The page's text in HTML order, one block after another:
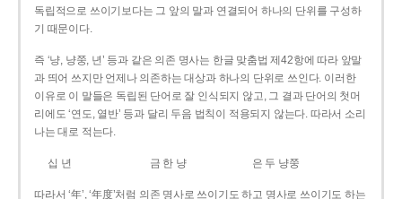
독립적으로 쓰이기보다는 그 앞의 말과 연결되어 하나의 단위를 구성하
기 때문이다.
즉 ‘냥, 냥쭝, 년’ 등과 같은 의존 명사는 한글 맞춤법 제42항에 따라 앞말
과 띄어 쓰지만 언제나 의존하는 대상과 하나의 단위로 쓰인다. 이러한
이유로 이 말들은 독립된 단어로 잘 인식되지 않고, 그 결과 단어의 첫머
리에도 ‘연도, 열반’ 등과 달리 두음 법칙이 적용되지 않는다. 따라서 소리
나는 대로 적는다.
십 년 금 한 냥 은 두 냥쭝
따라서 ‘年’, ‘年度’처럼 의존 명사로 쓰이기도 하고 명사로 쓰이기도 하는